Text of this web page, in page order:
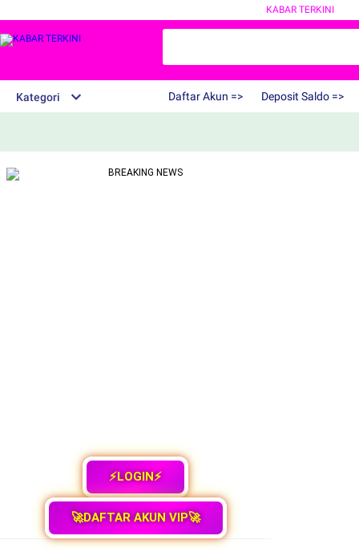
KABAR TERKINI
Kategori Daftar Akun => Deposit Saldo =>
⚡LOGIN⚡
🚀DAFTAR AKUN VIP🚀